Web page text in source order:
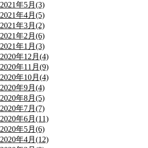
2021年5月(3)
2021年4月(5)
2021年3月(2)
2021年2月(6)
2021年1月(3)
2020年12月(4)
2020年11月(9)
2020年10月(4)
2020年9月(4)
2020年8月(5)
2020年7月(7)
2020年6月(11)
2020年5月(6)
2020年4月(12)